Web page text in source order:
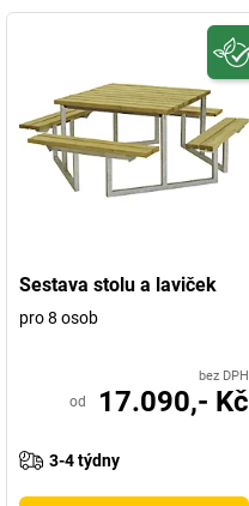
Sestava stolu a laviček
pro 8 osob
bez DPH
od 17.090,- Kč
3-4 týdny